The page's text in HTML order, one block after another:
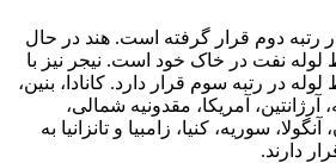
رتبه دوم قرار گرفته است. هند در حال
خط لوله نفت در خاک خود است. نیجر نیز با
خط لوله در رتبه سوم قرار دارد. کانادا، بنین،
آرژانتین، آمریکا، مقدونیه شمالی،
سوریه، کنیا، زامبیا و تانزانیا به
دارند.